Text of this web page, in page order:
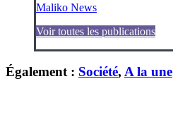
Maliko News
Voir toutes les publications
Également : Société, A la une